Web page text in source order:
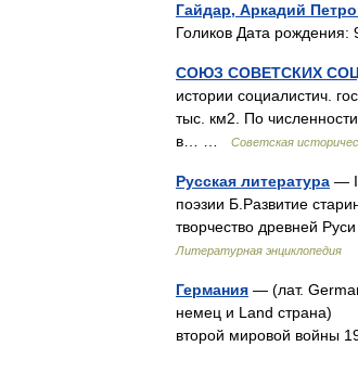
Гайдар, Аркадий
Голиков Дата
СОЮЗ СОВЕТСКИХ
истории социалистич.
тыс. км2. По
в… …
Советская
Русская литература —
поэзии Б.Развитие
творчество древней
Литературная энциклопедия
Германия — (лат.
немец и Land страна)
второй мировой